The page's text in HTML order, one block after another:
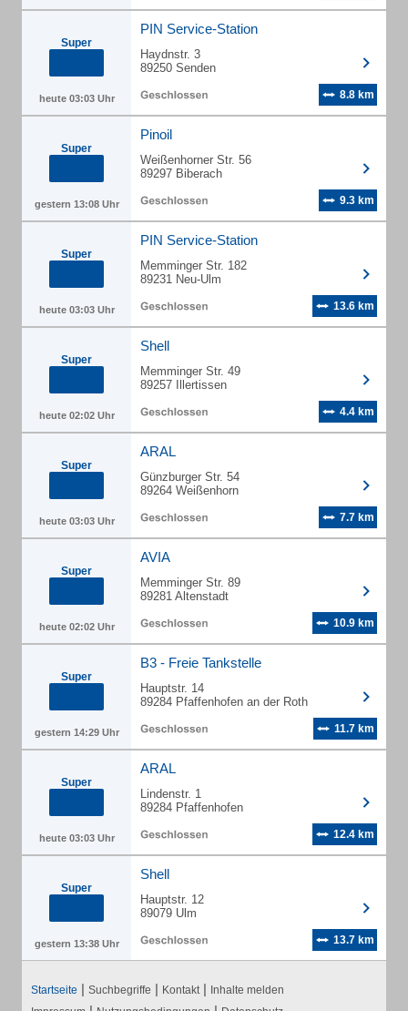
Super
heute 03:03 Uhr
PIN Service-Station
Haydnstr. 3
89250 Senden
8.8 km
Super
gestern 13:08 Uhr
Pinoil
Weißenhorner Str. 56
89297 Biberach
9.3 km
Super
heute 03:03 Uhr
PIN Service-Station
Memminger Str. 182
89231 Neu-Ulm
13.6 km
Super
heute 02:02 Uhr
Shell
Memminger Str. 49
89257 Illertissen
4.4 km
Super
heute 03:03 Uhr
ARAL
Günzburger Str. 54
89264 Weißenhorn
7.7 km
Super
heute 02:02 Uhr
AVIA
Memminger Str. 89
89281 Altenstadt
10.9 km
Super
gestern 14:29 Uhr
B3 - Freie Tankstelle
Hauptstr. 14
89284 Pfaffenhofen an der Roth
11.7 km
Super
heute 03:03 Uhr
ARAL
Lindenstr. 1
89284 Pfaffenhofen
12.4 km
Super
gestern 13:38 Uhr
Shell
Hauptstr. 12
89079 Ulm
13.7 km
Startseite | Suchbegriffe | Kontakt | Inhalte melden